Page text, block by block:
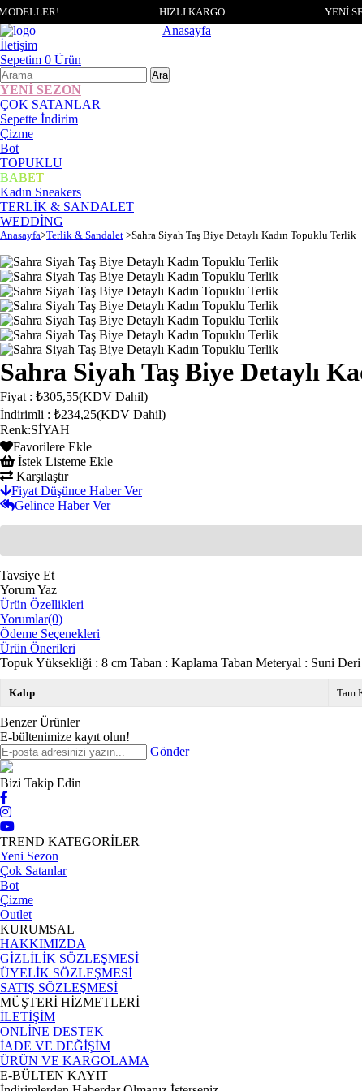
HIZLI KARGO YENİ
Anasayfa
İletişim
Sepetim 0 Ürün
YENİ SEZON
ÇOK SATANLAR
Sepette İndirim
Çizme
Bot
TOPUKLU
BABET
Kadın Sneakers
TERLİK & SANDALET
WEDDİNG
Anasayfa>Terlik & Sandalet >Sahra Siyah Taş Biye Detaylı Kadın Topuklu Terlik
Sahra Siyah Taş Biye Detaylı
Fiyat : ₺305,55(KDV Dahil)
İndirimli : ₺234,25(KDV Dahil)
Renk:SİYAH
Favorilere Ekle
İstek Listeme Ekle
Karşılaştır
Fiyat Düşünce Haber Ver
Gelince Haber Ver
Tavsiye Et
Yorum Yaz
Ürün Özellikleri
Yorumlar(0)
Ödeme Seçenekleri
Ürün Önerileri
Topuk Yüksekliği : 8 cm Taban : Kaplama Taban Meteryal : Suni
Kalıp Tam
Benzer Ürünler
E-bültenimize kayıt olun!
Gönder
Bizi Takip Edin
TREND KATEGORİLER
Yeni Sezon
Çok Satanlar
Bot
Çizme
Outlet
KURUMSAL
HAKKIMIZDA
GİZLİLİK SÖZLEŞMESİ
ÜYELİK SÖZLEŞMESİ
SATIŞ SÖZLEŞMESİ
MÜŞTERİ HİZMETLERİ
İLETİŞİM
ONLİNE DESTEK
İADE VE DEĞİŞİM
ÜRÜN VE KARGOLAMA
E-BÜLTEN KAYIT